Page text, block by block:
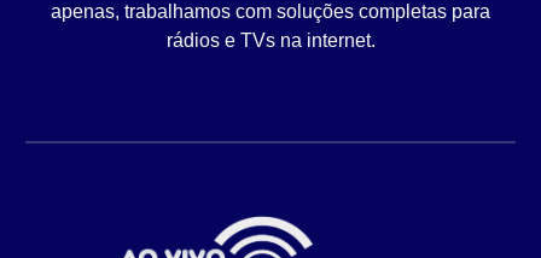
apenas, trabalhamos com soluções completas para
rádios e TVs na internet.